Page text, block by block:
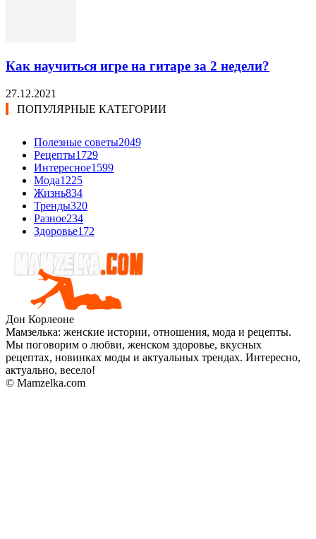
Как научиться игре на гитаре за 2 недели?
27.12.2021
ПОПУЛЯРНЫЕ КАТЕГОРИИ
Полезные советы2049
Рецепты1729
Интересное1599
Мода1225
Жизнь834
Тренды320
Разное234
Здоровье172
Дон Корлеоне
Мамзелька: женские истории, отношения, мода и рецепты.
Мы поговорим о любви, женском здоровье, вкусных
рецептах, новинках моды и актуальных трендах. Интересно,
актуально, весело!
© Mamzelka.com